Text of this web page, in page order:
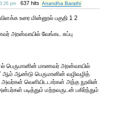
pm 637 hits Anandha Barathi
உரை மின்னூல் பகுதி 1 2
அரன்வாயில் வேங்கட சுப்பு
பெருமானின் மாணவர் அரன்வாயில்
ஆம் ஆண்டு பெருமானின் வழிவழித்
வெளியிடடார்கள் அந்த நூலின்
படித்தும் மற்றவருடன் பகிர்ந்தும்